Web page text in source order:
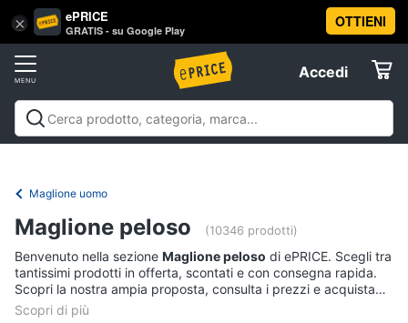
× ePRICE
GRATIS - su Google Play
OTTIENI
Accedi
Accedi
Registrati
Offerte
Informatica
Telefonia
Tv
Vai
al
Abbigliamento
Donna
donna
Cappotto
donna
Felpa
donna
Maglione uomo
Maglione peloso (10346 prodotti)
Benvenuto nella sezione Maglione peloso di ePRICE. Scegli tra
tantissimi prodotti in offerta, scontati e con consegna rapida.
Scopri la nostra ampia proposta, consulta i prezzi e acquista
comodamente online.